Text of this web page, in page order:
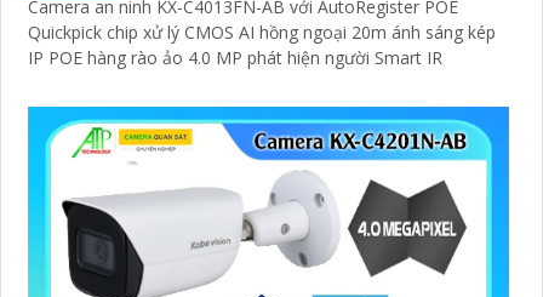
Camera an ninh KX-C4013FN-AB với AutoRegister POE
Quickpick chip xử lý CMOS AI hồng ngoại 20m ánh sáng kép
IP POE hàng rào ảo 4.0 MP phát hiện người Smart IR